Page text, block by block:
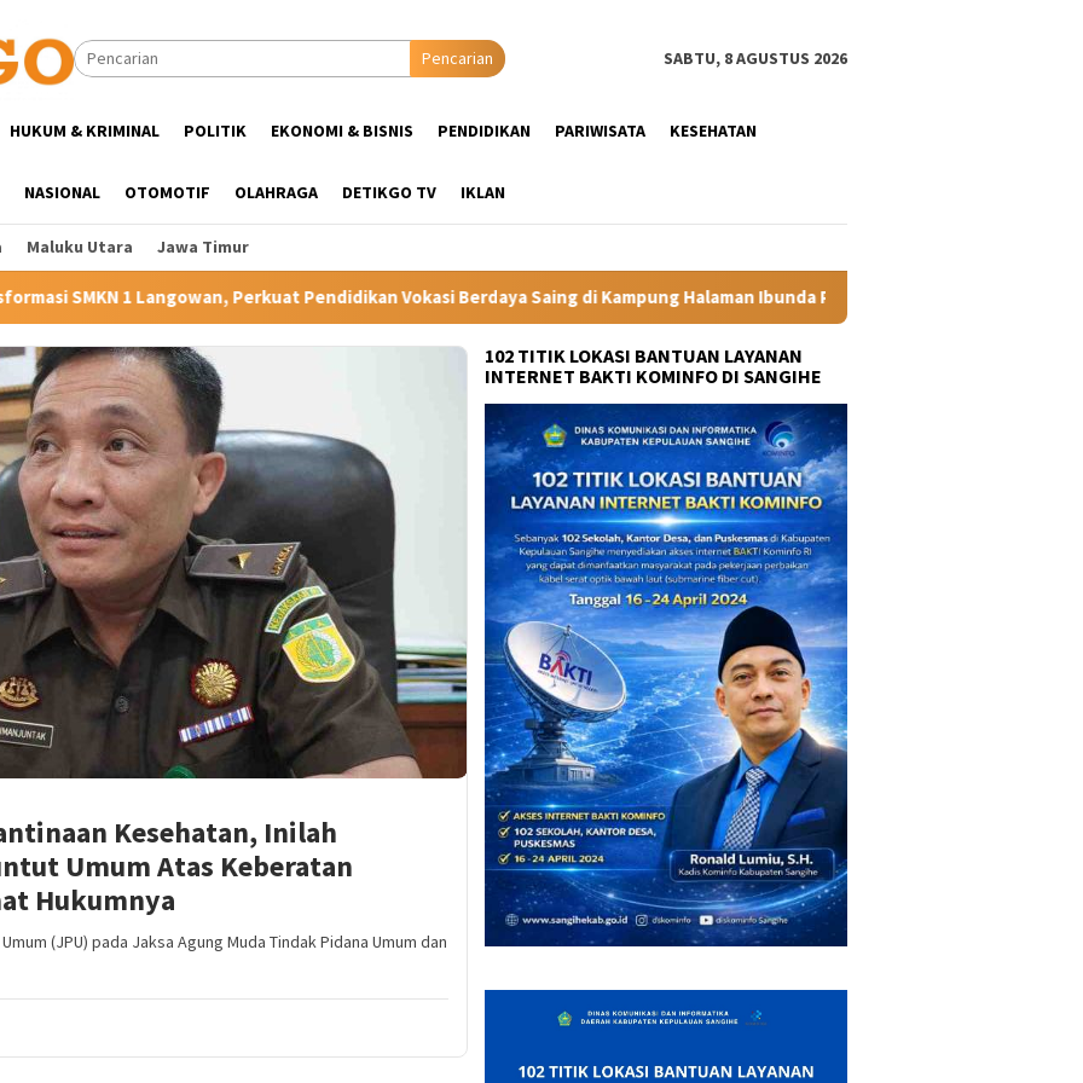
Pencarian SABTU, 8 AGUSTUS 2026
HUKUM & KRIMINAL POLITIK EKONOMI & BISNIS PENDIDIKAN PARIWISATA KESEHATAN
NASIONAL OTOMOTIF OLAHRAGA DETIKGO TV IKLAN
Maluku Utara Jawa Timur
Perkuat Pendidikan Vokasi Berdaya Saing di Kampung Halaman Ibunda Presiden Labkesmas Minahasa Segera
Kesehatan, Inilah
Umum Atas Keberatan
Hukumnya
(JPU) pada Jaksa Agung Muda Tindak Pidana Umum dan
102 TITIK LOKASI BANTUAN LAYANAN
INTERNET BAKTI KOMINFO DI SANGIHE